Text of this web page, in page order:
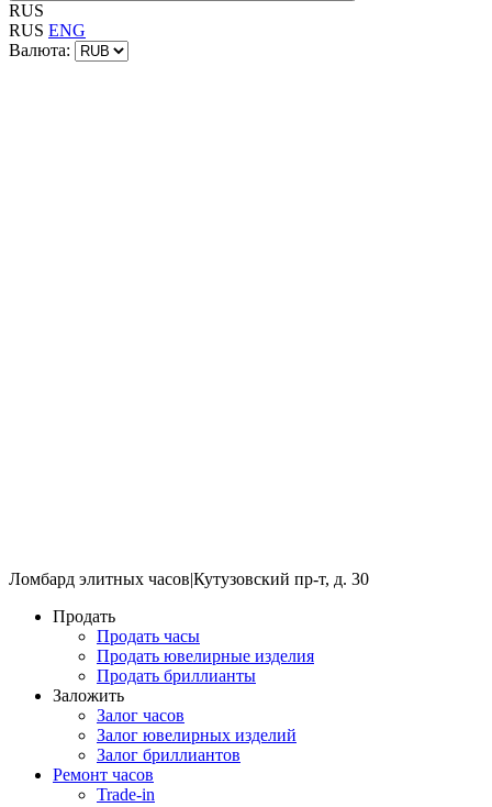
RUS
RUS ENG
Валюта:
Ломбард элитных часов|Кутузовский пр-т, д. 30
Продать
Продать часы
Продать ювелирные изделия
Продать бриллианты
Заложить
Залог часов
Залог ювелирных изделий
Залог бриллиантов
Ремонт часов
Trade-in